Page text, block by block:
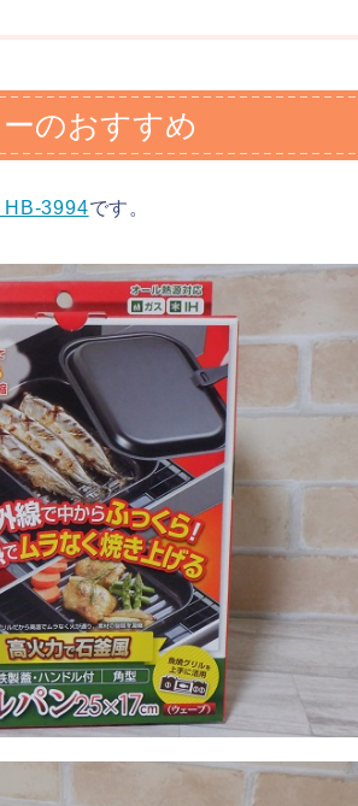
のおすすめ
HB-3994です。